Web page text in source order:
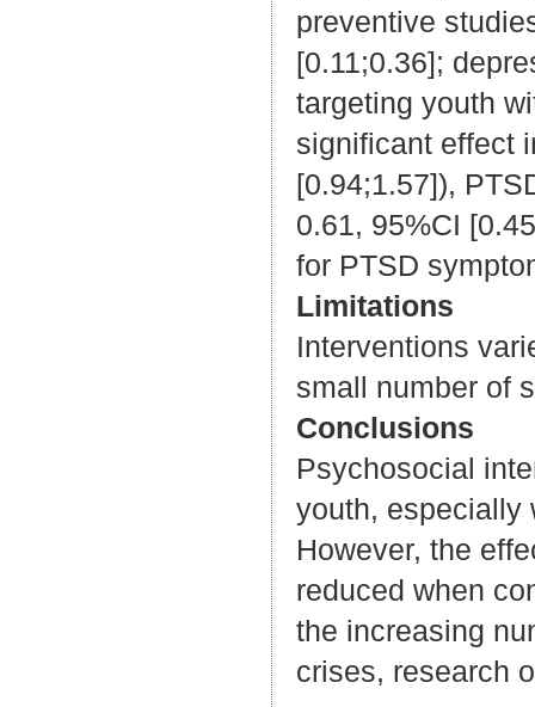
preventive
[0.11;0.36];
targeting youth
significant effect
[0.94;1.57]),
0.61, 95%CI
for PTSD
Limitations
Interventions
small number of
Conclusions
Psychosocial
youth, especially
However, the
reduced when
the increasing
crises, research